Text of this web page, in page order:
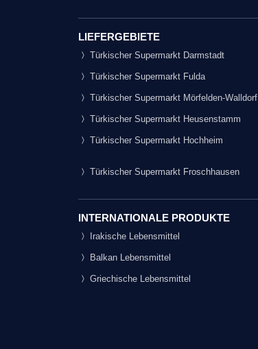
LIEFERGEBIETE
Türkischer Supermarkt Darmstadt
Türkischer Supermarkt Fulda
Türkischer Supermarkt Mörfelden-Walldorf
Türkischer Supermarkt Heusenstamm
Türkischer Supermarkt Hochheim
Türkischer Supermarkt Froschhausen
INTERNATIONALE PRODUKTE
Irakische Lebensmittel
Balkan Lebensmittel
Griechische Lebensmittel